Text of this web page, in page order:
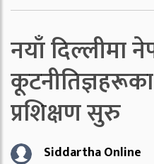
नयाँ दिल्लीमा
प्रशिक्षण सुरु
Siddartha Online